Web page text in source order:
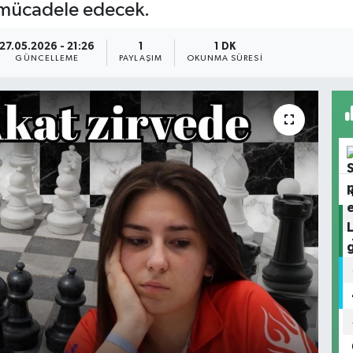
edecek.
27.05.2026 - 21:26
GÜNCELLEME
1
PAYLAŞIM
1 DK
OKUNMA SÜRESI